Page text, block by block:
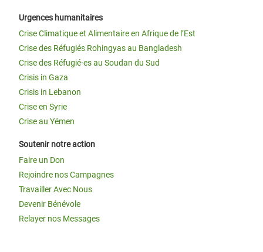
Urgences humanitaires
Crise Climatique et Alimentaire en Afrique de l’Est
Crise des Réfugiés Rohingyas au Bangladesh
Crise des Réfugié·es au Soudan du Sud
Crisis in Gaza
Crisis in Lebanon
Crise en Syrie
Crise au Yémen
Soutenir notre action
Faire un Don
Rejoindre nos Campagnes
Travailler Avec Nous
Devenir Bénévole
Relayer nos Messages